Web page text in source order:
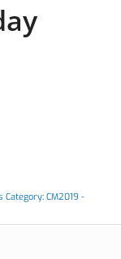
Category: CM2019 -